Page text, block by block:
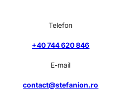
Telefon
+40 744 620 846
E-mail
contact@stefanion.ro